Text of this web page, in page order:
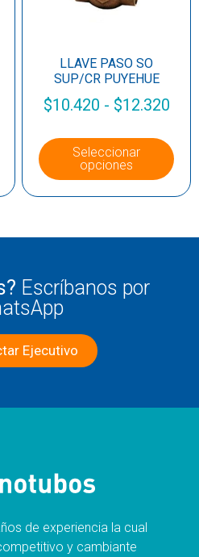
LLAVE PASO SO
SUP/CR PUYEHUE
$10.420 - $12.320
Seleccionar
opciones
Escríbanos por
Ejecutivo
de experiencia la cual
y cambiante